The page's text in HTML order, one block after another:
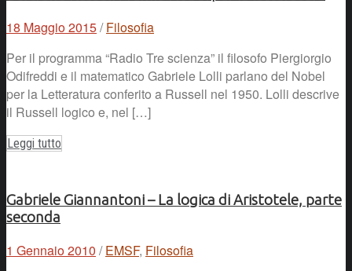
18 Maggio 2015/ Filosofia
Per il programma “Radio Tre scienza” il filosofo Piergiorgio
Odifreddi e il matematico Gabriele Lolli parlano del Nobel
per la Letteratura conferito a Russell nel 1950. Lolli descrive
il Russell logico e, nel […]
Leggi tutto
Gabriele Giannantoni – La logica di Aristotele, parte
seconda
1 Gennaio 2010 / EMSF, Filosofia